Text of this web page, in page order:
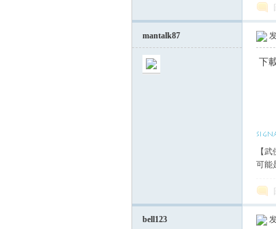
mantalk87
下
【
可能
bell123